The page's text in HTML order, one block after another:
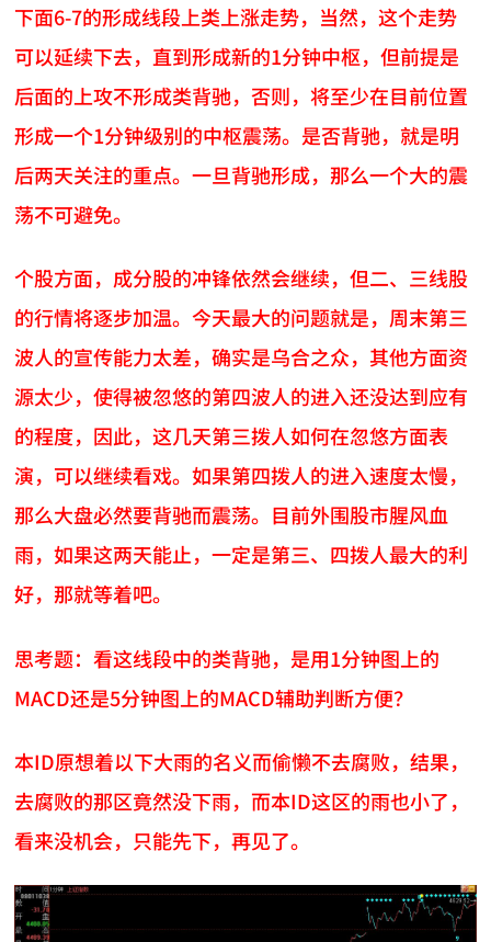
下面6-7的形成线段上类上涨走势，当然，这个走势
可以延续下去，直到形成新的1分钟中枢，但前提是
后面的上攻不形成类背驰，否则，将至少在目前位置
形成一个1分钟级别的中枢震荡。是否背驰，就是明
后两天关注的重点。一旦背驰形成，那么一个大的震
荡不可避免。
个股方面，成分股的冲锋依然会继续，但二、三线股
的行情将逐步加温。今天最大的问题就是，周末第三
波人的宣传能力太差，确实是乌合之众，其他方面资
源太少，使得被忽悠的第四波人的进入还没达到应有
的程度，因此，这几天第三拨人如何在忽悠方面表
演，可以继续看戏。如果第四拨人的进入速度太慢，
那么大盘必然要背驰而震荡。目前外围股市腥风血
雨，如果这两天能止，一定是第三、四拨人最大的利
好，那就等着吧。
思考题：看这线段中的类背驰，是用1分钟图上的
MACD还是5分钟图上的MACD辅助判断方便？
本ID原想着以下大雨的名义而偷懒不去腐败，结果，
去腐败的那区竟然没下雨，而本ID这区的雨也小了，
看来没机会，只能先下，再见了。